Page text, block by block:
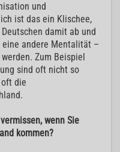
und
ist das ein Klischee,
damit ab und
andere Mentalität –
Zum Beispiel
sind oft nicht so
die
wenn Sie
kommen?